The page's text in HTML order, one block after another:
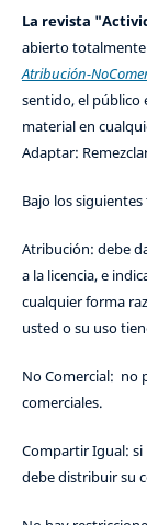
La revista
abierto
Atribución-
sentido, el público
material en
Adaptar:
Bajo los
Atribución: debe
a la licencia, e
cualquier forma
usted o su uso
No Comercial: no
comerciales.
Compartir Igual: si
debe distribuir su